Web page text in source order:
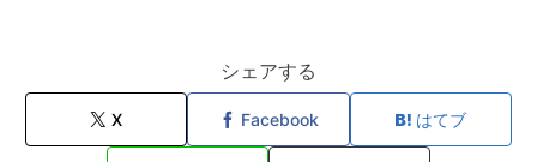
シェアする
X Facebook はてブ